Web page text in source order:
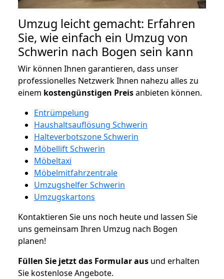
Umzug leicht gemacht: Erfahren
Sie, wie einfach ein Umzug von
Schwerin nach Bogen sein kann
Wir können Ihnen garantieren, dass unser
professionelles Netzwerk Ihnen nahezu alles zu
einem kostengünstigen Preisanbieten können.
Entrümpelung
Haushaltsauflösung Schwerin
Halteverbotszone Schwerin
Möbellift Schwerin
Möbeltaxi
Möbelmitfahrzentrale
Umzugshelfer Schwerin
Umzugskartons
Kontaktieren Sie uns noch heute und lassen Sie
uns gemeinsam Ihren Umzug nach Bogen
planen!
Füllen Sie jetzt das Formular aus und erhalten
Sie kostenlose Angebote.